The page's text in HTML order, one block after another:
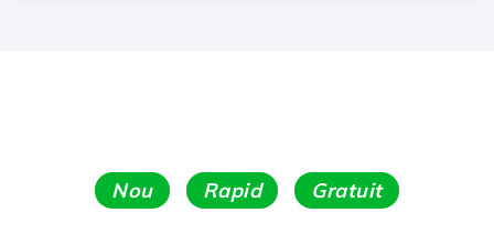
Nou Rapid Gratuit